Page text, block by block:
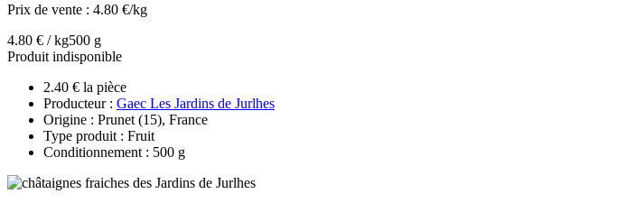
Prix de vente : 4.80 €/kg
4.80 € / kg500 g
Produit indisponible
2.40 € la pièce
Producteur : Gaec Les Jardins de Jurlhes
Origine : Prunet (15), France
Type produit : Fruit
Conditionnement : 500 g